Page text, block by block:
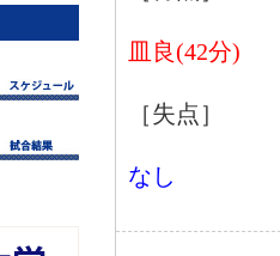
皿良(42分)
［失点］
なし